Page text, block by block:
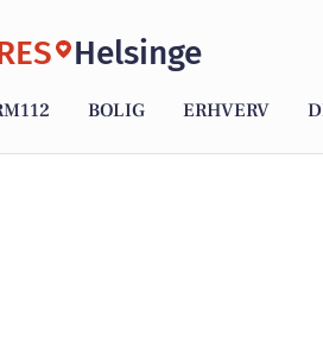
Helsinge
BOLIG ERHVERV